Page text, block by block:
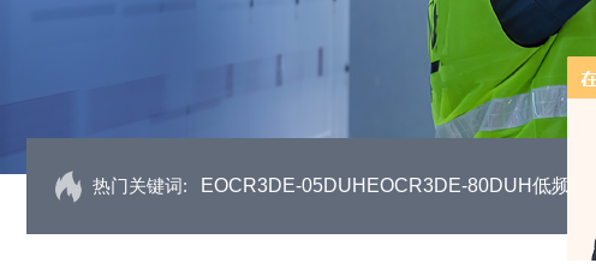
热门关键词: EOCR3DE-05DUHEOCR3DE-80DUH低频功